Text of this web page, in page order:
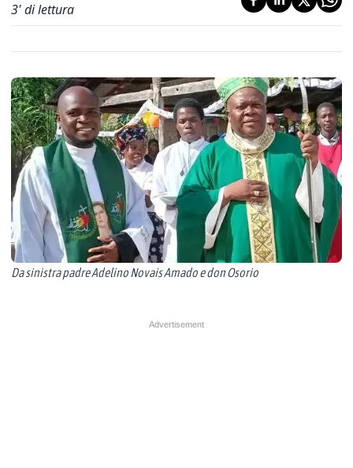
3' di lettura
Da sinistra padre Adelino Novais Amado e don Osorio